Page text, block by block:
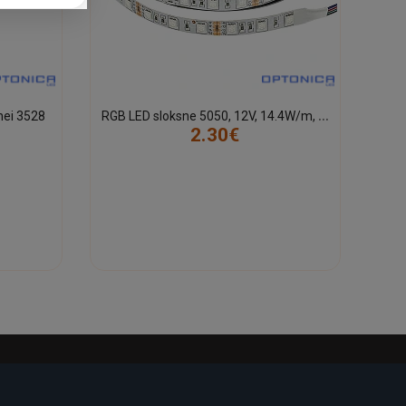
3528 R
GB LED sloksne 5050, 12V, 14.4W/m, IP20, bez mitruma aizsardzības
2.30€